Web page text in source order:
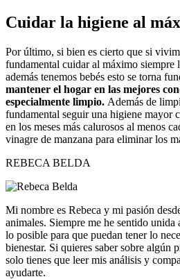
Cuidar la higiene al
Por último, si bien es cierto que si
fundamental cuidar al máximo siempre
además tenemos bebés esto se torna
mantener el hogar en las mejores
especialmente limpio. Además de
fundamental seguir una higiene mayor
en los meses más calurosos al menos
vinagre de manzana para eliminar los
REBECA BELDA
Mi nombre es Rebeca y mi pasión
animales. Siempre me he sentido
lo posible para que puedan tener lo
bienestar. Si quieres saber sobre algún
solo tienes que leer mis análisis y
ayudarte.